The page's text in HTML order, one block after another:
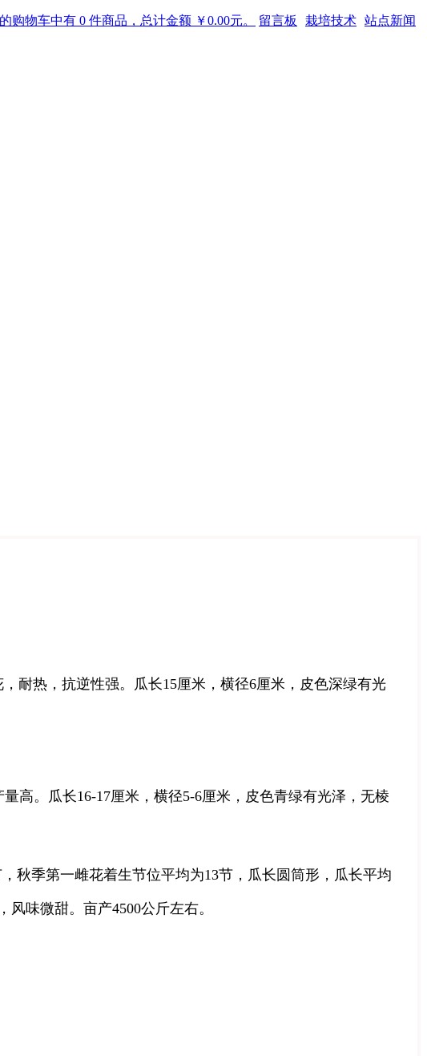
购物车中有 0 件商品，总计金额 ￥0.00元。 留言板 栽培技术 站点新闻
耐热，抗逆性强。瓜长15厘米，横径6厘米，皮色深绿有光
高。瓜长16-17厘米，横径5-6厘米，皮色青绿有光泽，无棱
秋季第一雌花着生节位平均为13节，瓜长圆筒形，瓜长平均
味微甜。亩产4500公斤左右。